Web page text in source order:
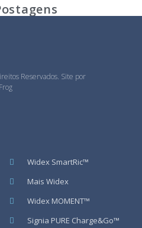
Reservados. Site por
Widex SmartRic™
Mais Widex
Widex MOMENT™
Signia PURE Charge&Go™